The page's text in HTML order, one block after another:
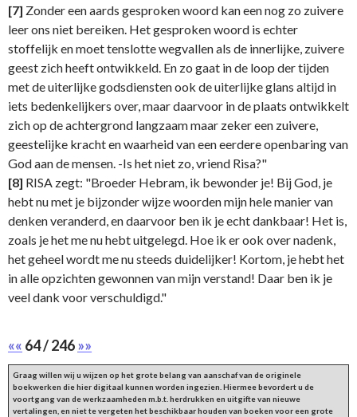
[7] Zonder een aards gesproken woord kan een nog zo zuivere
leer ons niet bereiken. Het gesproken woord is echter
stoffelijk en moet tenslotte wegvallen als de innerlijke, zuivere
geest zich heeft ontwikkeld. En zo gaat in de loop der tijden
met de uiterlijke godsdiensten ook de uiterlijke glans altijd in
iets bedenkelijkers over, maar daarvoor in de plaats ontwikkelt
zich op de achtergrond langzaam maar zeker een zuivere,
geestelijke kracht en waarheid van een eerdere openbaring van
God aan de mensen. -Is het niet zo, vriend Risa?"
[8] RISA zegt: "Broeder Hebram, ik bewonder je! Bij God, je
hebt nu met je bijzonder wijze woorden mijn hele manier van
denken veranderd, en daarvoor ben ik je echt dankbaar! Het is,
zoals je het me nu hebt uitgelegd. Hoe ik er ook over nadenk,
het geheel wordt me nu steeds duidelijker! Kortom, je hebt het
in alle opzichten gewonnen van mijn verstand! Daar ben ik je
veel dank voor verschuldigd."
«« 64 / 246»»
Graag willen wij u wijzen op het grote belang van aanschaf van de originele
boekwerken die hier digitaal kunnen worden ingezien. Hiermee bevordert u de
voortgang van de werkzaamheden m.b.t. herdrukken en uitgifte van nieuwe
vertalingen, en niet te vergeten het beschikbaar houden van boeken voor een grote